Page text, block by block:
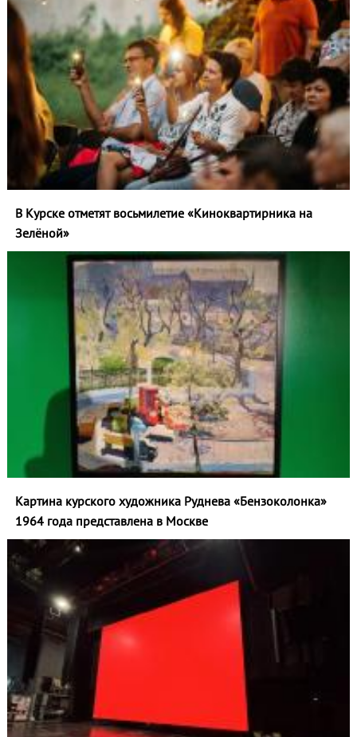
В Курске отметят восьмилетие «Киноквартирника на
Зелёной»
Картина курского художника Руднева «Бензоколонка»
1964 года представлена в Москве